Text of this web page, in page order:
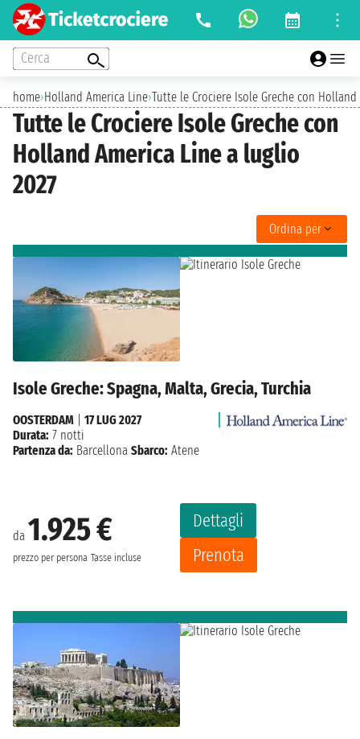
Cerca
home›Holland America Line›Tutte le Crociere Isole Greche con
Tutte le Crociere Isole Greche con
Holland America Line a luglio
2027
Ordina per
Isole Greche: Spagna, Malta, Grecia, Turchia
da 1.925 €
prezzo per persona Tasse incluse
Dettagli
Prenota
OOSTERDAM
17 LUG 2027
Durata: 7 notti
Partenza da: Barcellona Sbarco: Atene